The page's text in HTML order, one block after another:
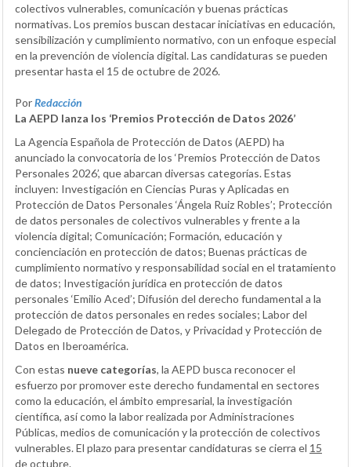
colectivos vulnerables, comunicación y buenas prácticas
normativas. Los premios buscan destacar iniciativas en educación,
sensibilización y cumplimiento normativo, con un enfoque especial
en la prevención de violencia digital. Las candidaturas se pueden
presentar hasta el 15 de octubre de 2026.
PorRedacción
La AEPD lanza los ‘Premios Protección de Datos 2026’
La Agencia Española de Protección de Datos (AEPD) ha
anunciado la convocatoria de los ‘Premios Protección de Datos
Personales 2026’, que abarcan diversas categorías. Estas
incluyen: Investigación en Ciencias Puras y Aplicadas en
Protección de Datos Personales ‘Ángela Ruiz Robles’; Protección
de datos personales de colectivos vulnerables y frente a la
violencia digital; Comunicación; Formación, educación y
concienciación en protección de datos; Buenas prácticas de
cumplimiento normativo y responsabilidad social en el tratamiento
de datos; Investigación jurídica en protección de datos
personales ‘Emilio Aced’; Difusión del derecho fundamental a la
protección de datos personales en redes sociales; Labor del
Delegado de Protección de Datos, y Privacidad y Protección de
Datos en Iberoamérica.
Con estas nueve categorías, la AEPD busca reconocer el
esfuerzo por promover este derecho fundamental en sectores
como la educación, el ámbito empresarial, la investigación
científica, así como la labor realizada por Administraciones
Públicas, medios de comunicación y la protección de colectivos
vulnerables. El plazo para presentar candidaturas se cierra el 15
de octubre.